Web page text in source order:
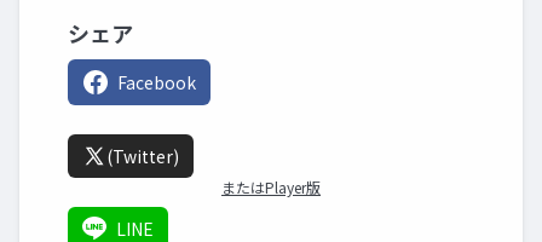
シェア
Facebook
(Twitter)
またはPlayer版
LINE